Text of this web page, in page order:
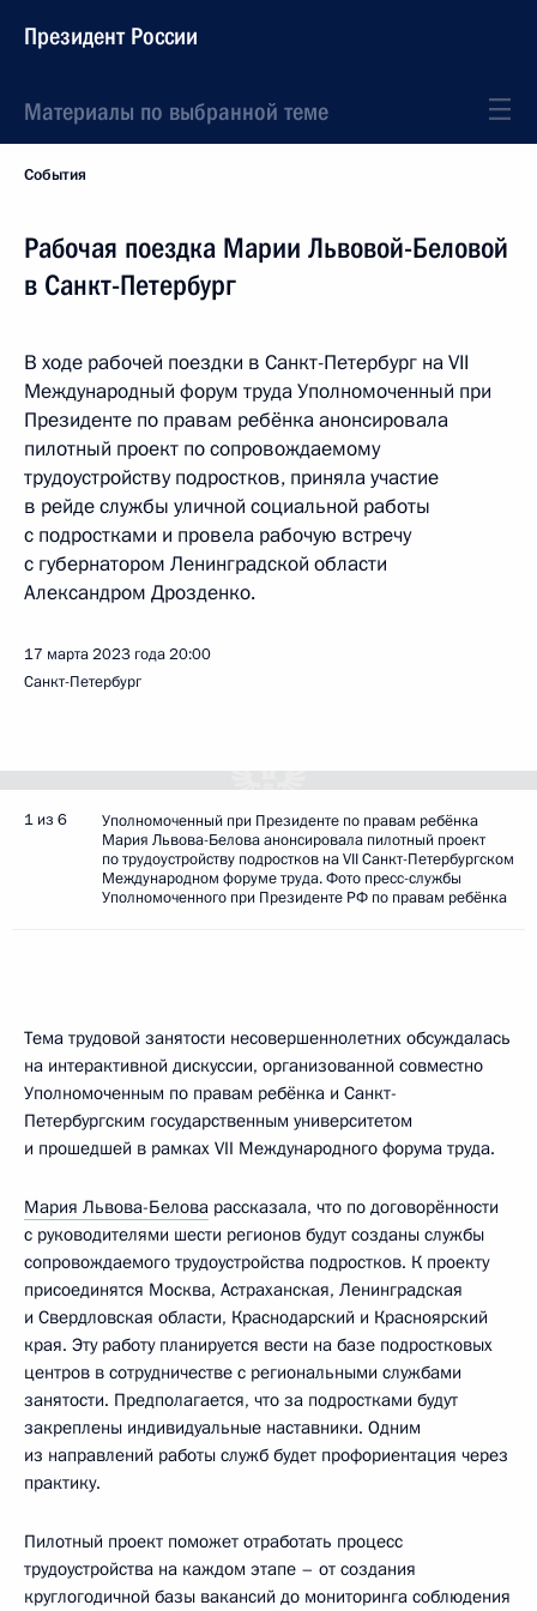
Президент России
Материалы по выбранной теме
События
Рабочая поездка Марии Львовой-Беловой
в Санкт-Петербург
В ходе рабочей поездки в Санкт-Петербург на VII
Международный форум труда Уполномоченный при
Президенте по правам ребёнка анонсировала
пилотный проект по сопровождаемому
трудоустройству подростков, приняла участие
в рейде службы уличной социальной работы
с подростками и провела рабочую встречу
с губернатором Ленинградской области
Александром Дрозденко.
17 марта 2023 года20:00
Санкт-Петербург
1 из 6
Уполномоченный при Президенте по правам ребёнка
Мария Львова-Белова анонсировала пилотный проект
по трудоустройству подростков на VII Санкт-Петербургском
Международном форуме труда. Фото пресс-службы
Уполномоченного при Президенте РФ по правам ребёнка
Тема трудовой занятости несовершеннолетних обсуждалась
на интерактивной дискуссии, организованной совместно
Уполномоченным по правам ребёнка и Санкт-
Петербургским государственным университетом
и прошедшей в рамках VII Международного форума труда.
Мария Львова-Белова рассказала, что по договорённости
с руководителями шести регионов будут созданы службы
сопровождаемого трудоустройства подростков. К проекту
присоединятся Москва, Астраханская, Ленинградская
и Свердловская области, Краснодарский и Красноярский
края. Эту работу планируется вести на базе подростковых
центров в сотрудничестве с региональными службами
занятости. Предполагается, что за подростками будут
закреплены индивидуальные наставники. Одним
из направлений работы служб будет профориентация через
практику.
Пилотный проект поможет отработать процесс
трудоустройства на каждом этапе – от создания
круглогодичной базы вакансий до мониторинга соблюдения